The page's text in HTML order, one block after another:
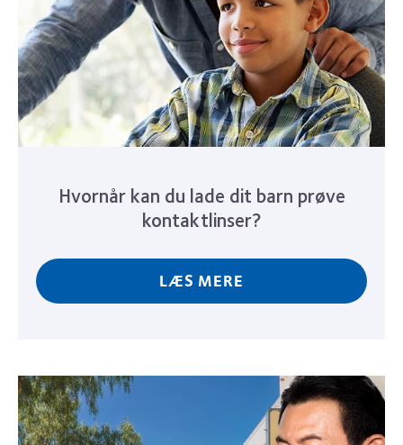
Hvornår kan du lade dit barn prøve
kontaktlinser?
LÆS MERE